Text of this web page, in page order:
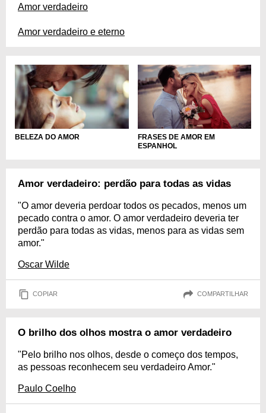
Amor verdadeiro
Amor verdadeiro e eterno
BELEZA DO AMOR
FRASES DE AMOR EM
ESPANHOL
Amor verdadeiro: perdão para todas as vidas
"O amor deveria perdoar todos os pecados, menos um
pecado contra o amor. O amor verdadeiro deveria ter
perdão para todas as vidas, menos para as vidas sem
amor."
Oscar Wilde
COPIAR COMPARTILHAR
O brilho dos olhos mostra o amor verdadeiro
"Pelo brilho nos olhos, desde o começo dos tempos,
as pessoas reconhecem seu verdadeiro Amor."
Paulo Coelho